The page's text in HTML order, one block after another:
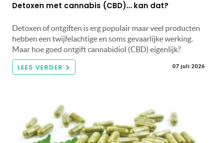
Detoxen met cannabis (CBD)… kan dat?
Detoxen of ontgiften is erg populair maar veel producten
hebben een twijfelachtige en soms gevaarlijke werking.
Maar hoe goed ontgift cannabidiol (CBD) eigenlijk?
LEES VERDER 07 juli 2026